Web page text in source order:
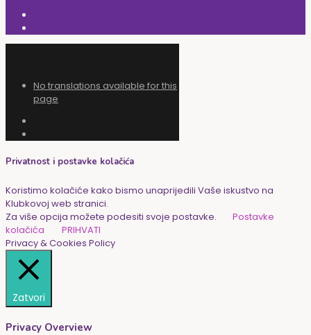
No translations available for this
page
Privatnost i postavke kolačića
Koristimo kolačiće kako bismo unaprijedili Vaše iskustvo na
Klubkovoj web stranici.
Za više opcija možete podesiti svoje postavke.
Postavke
kolačića
PRIHVATI
Privacy & Cookies Policy
Zatvori
Privacy Overview